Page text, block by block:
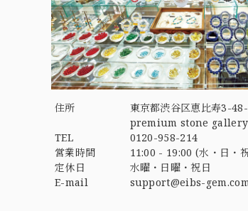
住所
東京都渋谷区恵比寿3-
premium stone
TEL
0120-958-214
営業時間
11:00 - 19:00 (水・日・
定休日
水曜・日曜・祝日
E-mail
support@eibs-